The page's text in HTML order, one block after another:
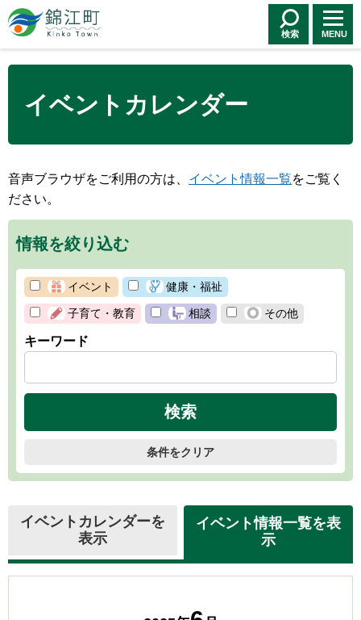
錦江町 Kinko
Town
検索 MENU
イベントカレンダー
音声ブラウザをご利用の方は、 イベント情報一覧をご覧く
ださい。
情報を絞り込む
イベント 健康・福祉
子育て・教育 相談 その他
キーワード
条件をクリア
イベントカレンダーを
表示
イベント情報一覧を表
示